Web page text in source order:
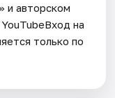
и авторском
на
только по